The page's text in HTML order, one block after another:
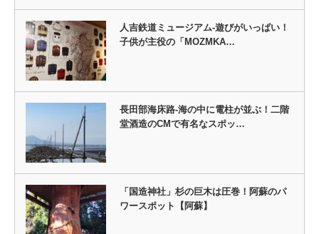
人吉鉄道ミュージアム-遊びがいっぱい！
子供が主役の「MOZMKA…
長田部海床路-海の中に電柱が並ぶ！二階
堂酒造のCMで有名なスポッ…
「国造神社」杉の巨木は圧巻！阿蘇のパ
ワースポット【阿蘇】